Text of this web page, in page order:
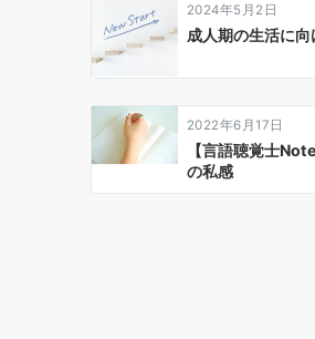
シ
ョ
ン
2024年5月2日
成人期の生活に
2022年6月17日
【言語聴覚士
の私感